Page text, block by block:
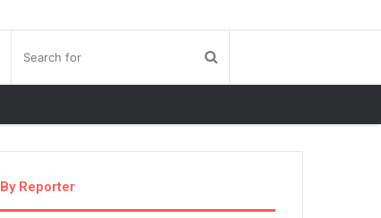
By Reporter